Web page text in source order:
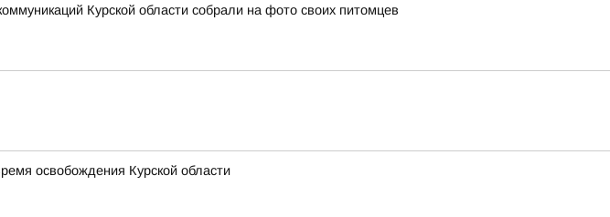
Курской области собрали на фото своих питомцев
освобождения Курской области